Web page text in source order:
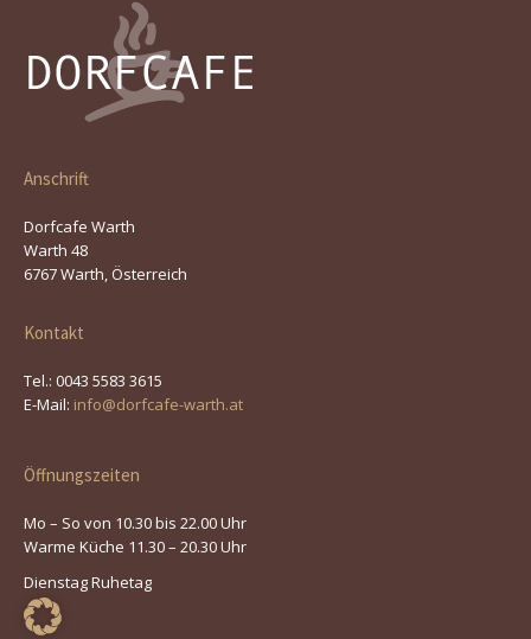
Anschrift
Dorfcafe Warth
Warth 48
6767 Warth, Österreich
Kontakt
Tel.: 0043 5583 3615
E-Mail: info@dorfcafe-warth.at
Öffnungszeiten
Mo – So von 10.30 bis 22.00 Uhr
Warme Küche 11.30 – 20.30 Uhr
Dienstag Ruhetag